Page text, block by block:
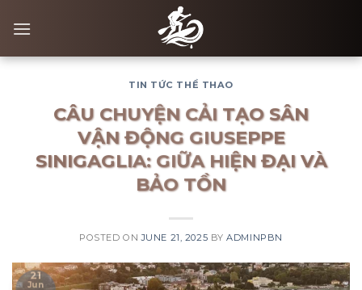
TIN TỨC THỂ THAO
CÂU CHUYỆN CẢI TẠO SÂN
VẬN ĐỘNG GIUSEPPE
SINIGAGLIA: GIỮA HIỆN ĐẠI VÀ
BẢO TỒN
POSTED ONJUNE 21, 2025 BYADMINPBN
21
Jun